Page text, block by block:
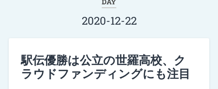
2020-12-22
駅伝優勝は公立の世羅高校、ク
ラウドファンディングにも注目